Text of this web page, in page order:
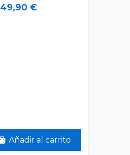
49,90 €
Añadir al carrito